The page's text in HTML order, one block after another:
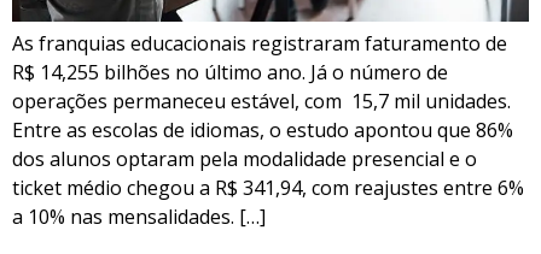
As franquias educacionais registraram faturamento de
R$ 14,255 bilhões no último ano. Já o número de
operações permaneceu estável, com 15,7 mil unidades.
Entre as escolas de idiomas, o estudo apontou que 86%
dos alunos optaram pela modalidade presencial e o
ticket médio chegou a R$ 341,94, com reajustes entre 6%
a 10% nas mensalidades. […]